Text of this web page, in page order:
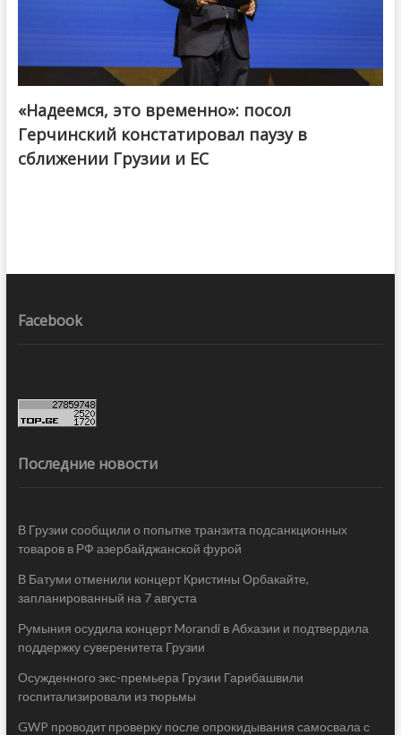
«Надеемся, это временно»: посол
Герчинский констатировал паузу в
сближении Грузии и ЕС
Facebook
Последние новости
В Грузии сообщили о попытке транзита подсанкционных
товаров в РФ азербайджанской фурой
В Батуми отменили концерт Кристины Орбакайте,
запланированный на 7 августа
Румыния осудила концерт Morandi в Абхазии и подтвердила
поддержку суверенитета Грузии
Осужденного экс-премьера Грузии Гарибашвили
госпитализировали из тюрьмы
GWP проводит проверку после опрокидывания самосвала с